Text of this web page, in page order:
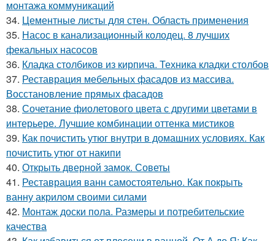
монтажа коммуникаций
34. Цементные листы для стен. Область применения
35. Насос в канализационный колодец. 8 лучших
фекальных насосов
36. Кладка столбиков из кирпича. Техника кладки столбов
37. Реставрация мебельных фасадов из массива.
Восстановление прямых фасадов
38. Сочетание фиолетового цвета с другими цветами в
интерьере. Лучшие комбинации оттенка мистиков
39. Как почистить утюг внутри в домашних условиях. Как
почистить утюг от накипи
40. Открыть дверной замок. Советы
41. Реставрация ванн самостоятельно. Как покрыть
ванну акрилом своими силами
42. Монтаж доски пола. Размеры и потребительские
качества